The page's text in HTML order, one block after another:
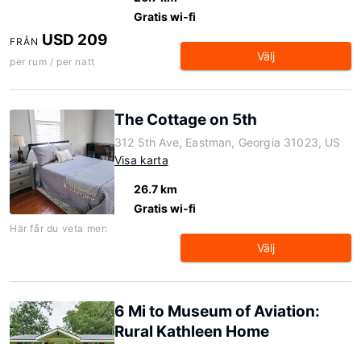
Gratis wi-fi
FRÅN USD 209
per rum / per natt Välj
The Cottage on 5th
312 5th Ave, Eastman, Georgia 31023, US
Visa karta
26.7 km
Gratis wi-fi
Här får du veta mer:
Välj
6 Mi to Museum of Aviation:
Rural Kathleen Home